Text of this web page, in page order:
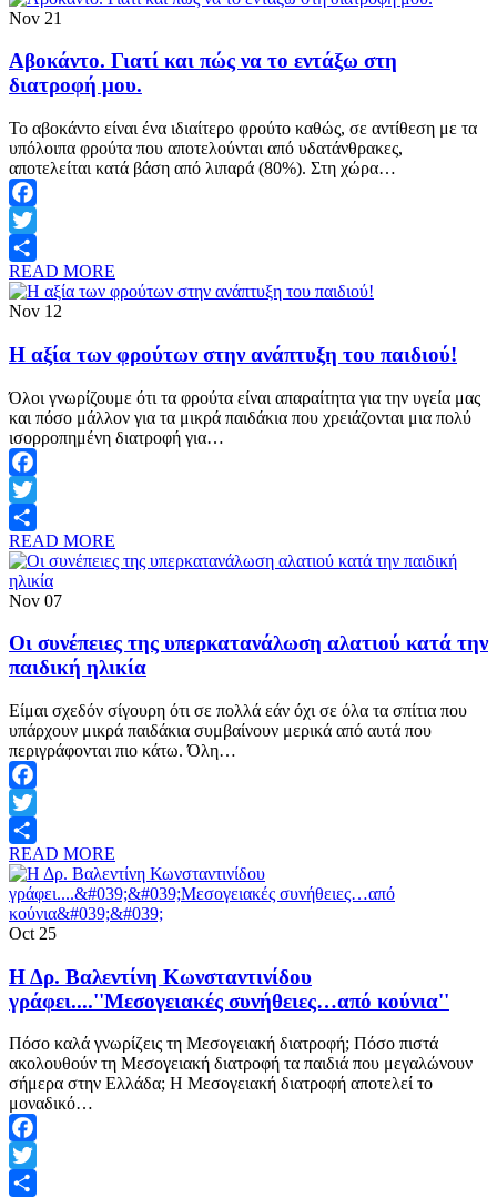
Nov 21
Αβοκάντο. Γιατί και πώς να το εντάξω στη
διατροφή μου.
Το αβοκάντο είναι ένα ιδιαίτερο φρούτο καθώς, σε αντίθεση με τα
υπόλοιπα φρούτα που αποτελούνται από υδατάνθρακες,
αποτελείται κατά βάση από λιπαρά (80%). Στη χώρα…
Facebook
Twitter
Share
READ MORE
Nov 12
Η αξία των φρούτων στην ανάπτυξη του παιδιού!
Όλοι γνωρίζουμε ότι τα φρούτα είναι απαραίτητα για την υγεία μας
και πόσο μάλλον για τα μικρά παιδάκια που χρειάζονται μια πολύ
ισορροπημένη διατροφή για…
Facebook
Twitter
Share
READ MORE
Nov 07
Οι συνέπειες της υπερκατανάλωση αλατιού κατά την
παιδική ηλικία
Είμαι σχεδόν σίγουρη ότι σε πολλά εάν όχι σε όλα τα σπίτια που
υπάρχουν μικρά παιδάκια συμβαίνουν μερικά από αυτά που
περιγράφονται πιο κάτω. Όλη…
Facebook
Twitter
Share
READ MORE
Oct 25
Η Δρ. Βαλεντίνη Κωνσταντινίδου
γράφει....''Μεσογειακές συνήθειες…από κούνια''
Πόσο καλά γνωρίζεις τη Μεσογειακή διατροφή; Πόσο πιστά
ακολουθούν τη Μεσογειακή διατροφή τα παιδιά που μεγαλώνουν
σήμερα στην Ελλάδα; Η Μεσογειακή διατροφή αποτελεί το
μοναδικό…
Facebook
Twitter